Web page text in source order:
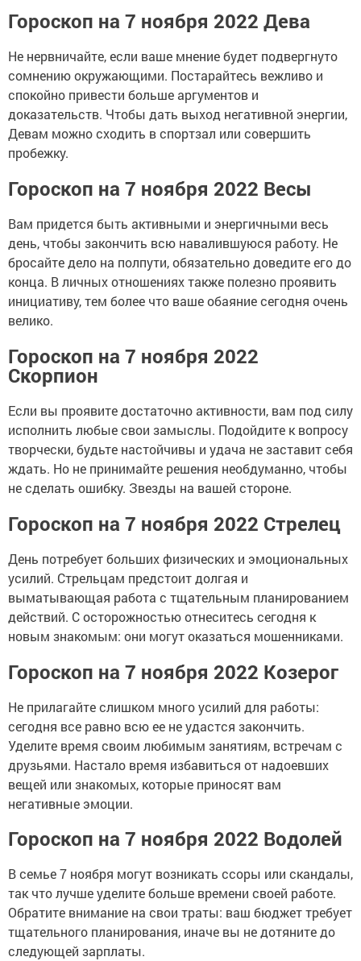
Гороскоп на 7 ноября 2022 Дева
Не нервничайте, если ваше мнение будет подвергнуто
сомнению окружающими. Постарайтесь вежливо и
спокойно привести больше аргументов и
доказательств. Чтобы дать выход негативной энергии,
Девам можно сходить в спортзал или совершить
пробежку.
Гороскоп на 7 ноября 2022 Весы
Вам придется быть активными и энергичными весь
день, чтобы закончить всю навалившуюся работу. Не
бросайте дело на полпути, обязательно доведите его до
конца. В личных отношениях также полезно проявить
инициативу, тем более что ваше обаяние сегодня очень
велико.
Гороскоп на 7 ноября 2022
Скорпион
Если вы проявите достаточно активности, вам под силу
исполнить любые свои замыслы. Подойдите к вопросу
творчески, будьте настойчивы и удача не заставит себя
ждать. Но не принимайте решения необдуманно, чтобы
не сделать ошибку. Звезды на вашей стороне.
Гороскоп на 7 ноября 2022 Стрелец
День потребует больших физических и эмоциональных
усилий. Стрельцам предстоит долгая и
выматывающая работа с тщательным планированием
действий. С осторожностью отнеситесь сегодня к
новым знакомым: они могут оказаться мошенниками.
Гороскоп на 7 ноября 2022 Козерог
Не прилагайте слишком много усилий для работы:
сегодня все равно всю ее не удастся закончить.
Уделите время своим любимым занятиям, встречам с
друзьями. Настало время избавиться от надоевших
вещей или знакомых, которые приносят вам
негативные эмоции.
Гороскоп на 7 ноября 2022 Водолей
В семье 7 ноября могут возникать ссоры или скандалы,
так что лучше уделите больше времени своей работе.
Обратите внимание на свои траты: ваш бюджет требует
тщательного планирования, иначе вы не дотяните до
следующей зарплаты.